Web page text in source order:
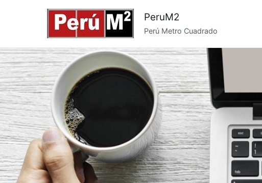
PeruM2
Perú Metro Cuadrado